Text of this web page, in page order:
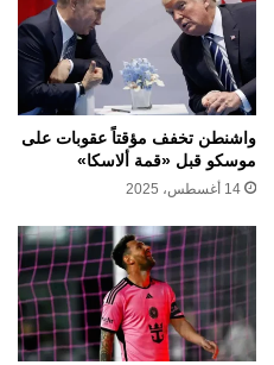
واشنطن تخفف مؤقتاً عقوبات على
موسكو قبل «قمة ألاسكا»
14 أغسطس، 2025